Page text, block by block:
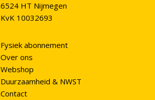
6524 HT Nijmegen
KvK 10032693
Fysiek abonnement
Over ons
Webshop
Duurzaamheid & NWST
Contact